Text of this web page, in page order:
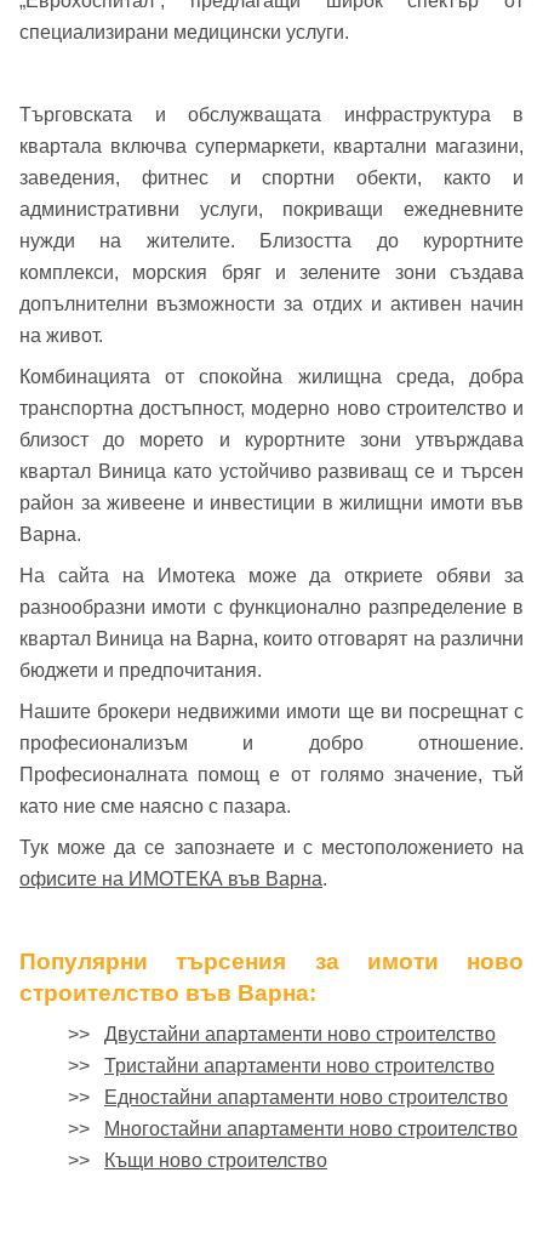
Вход
Вход като гост
или използвай профил
специализирани медицински услуги.
Търговската и обслужващата инфраструктура в
квартала включва супермаркети, квартални магазини,
заведения, фитнес и спортни обекти, както и
административни услуги, покриващи ежедневните
нужди на жителите. Близостта до курортните
комплекси, морския бряг и зелените зони създава
допълнителни възможности за отдих и активен начин
на живот.
Комбинацията от спокойна жилищна среда, добра
транспортна достъпност, модерно ново строителство и
близост до морето и курортните зони утвърждава
квартал Виница като устойчиво развиващ се и търсен
район за живеене и инвестиции в жилищни имоти във
Варна.
На сайта на Имотека може да откриете обяви за
разнообразни имоти с функционално разпределение в
квартал Виница на Варна, които отговарят на различни
бюджети и предпочитания.
Нашите брокери недвижими имоти ще ви посрещнат с
професионализъм и добро отношение.
Професионалната помощ е от голямо значение, тъй
като ние сме наясно с пазара.
Тук може да се запознаете и с местоположението на
офисите на ИМОТЕКА във Варна.
Популярни търсения за имоти ново
строителство във Варна:
>> Двустайни апартаменти ново строителство
>> Тристайни апартаменти ново строителство
>>
Едностайни апартаменти ново строителство
>>
Многостайни апартаменти ново строителство
>>
Къщи ново строителство
▼